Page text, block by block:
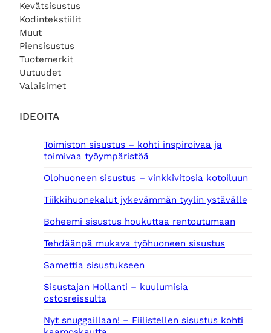
Kevätsisustus
Kodintekstiilit
Muut
Piensisustus
Tuotemerkit
Uutuudet
Valaisimet
IDEOITA
Toimiston sisustus – kohti inspiroivaa ja
toimivaa työympäristöä
Olohuoneen sisustus – vinkkivitosia kotoiluun
Tiikkihuonekalut jykevämmän tyylin ystävälle
Boheemi sisustus houkuttaa rentoutumaan
Tehdäänpä mukava työhuoneen sisustus
Samettia sisustukseen
Sisustajan Hollanti – kuulumisia
ostosreissulta
Nyt snuggaillaan! – Fiilistellen sisustus kohti